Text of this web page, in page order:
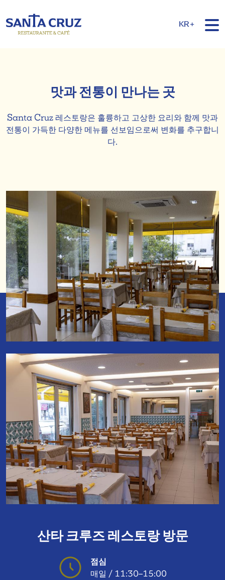
KR+
맛과 전통이 만나는 곳
Santa Cruz 레스토랑은 훌륭하고 고상한 요리와 함께 맛과
전통이 가득한 다양한 메뉴를 선보임으로써 변화를 추구합니
다.
산타 크루즈 레스토랑 방문
점심
매일 / 11:30–15:00